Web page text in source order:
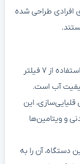
افرادی طراحی شده
– **تصفیه ۷ مرحله‌ای:** این دستگاه با استفاده از ۷ فیلتر
آب است.
قلیایی‌سازی، این
و ویتامین‌ها
دستگاه، آن را به